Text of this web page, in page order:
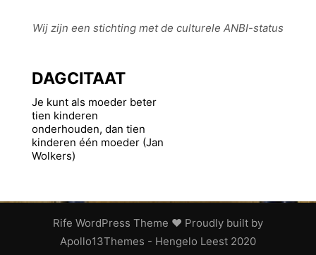
Wij zijn een stichting met de culturele ANBI-status
DAGCITAAT
Je kunt als moeder beter
tien kinderen
onderhouden, dan tien
kinderen één moeder (Jan
Wolkers)
Rife WordPress Theme ♥ Proudly built by
Apollo13Themes - Hengelo Leest 2020